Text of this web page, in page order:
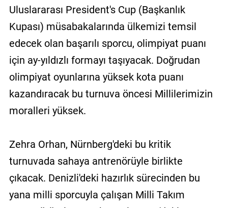
Uluslararası President's Cup (Başkanlık
Kupası) müsabakalarında ülkemizi temsil
edecek olan başarılı sporcu, olimpiyat puanı
için ay-yıldızlı formayı taşıyacak. Doğrudan
olimpiyat oyunlarına yüksek kota puanı
kazandıracak bu turnuva öncesi Millilerimizin
moralleri yüksek.
Zehra Orhan, Nürnberg'deki bu kritik
turnuvada sahaya antrenörüyle birlikte
çıkacak. Denizli'deki hazırlık sürecinden bu
yana milli sporcuyla çalışan Milli Takım